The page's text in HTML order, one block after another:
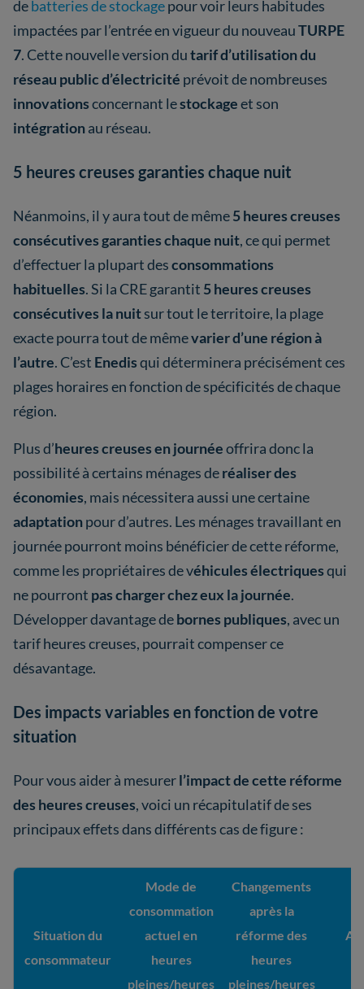
debatteries de stockagepour voir leurs habitudes
impactées par l’entrée en vigueur du nouveauTURPE
7. Cette nouvelle version dutarif d’utilisation du
réseau public d’électricité prévoit de nombreuses
innovationsconcernant lestockageet son
intégrationau réseau.
5 heures creuses garanties chaque nuit
Néanmoins, il y aura tout de même5 heures creuses
consécutives garanties chaque nuit, ce qui permet
d’effectuer la plupart desconsommations
habituelles. Si la CRE garantit 5 heures creuses
consécutives la nuitsur tout le territoire, la plage
exacte pourra tout de mêmevarier d’une région à
l’autre. C’est Enedisqui déterminera précisément ces
plages horaires en fonction de spécificités de chaque
région.
Plus d’heures creuses en journéeoffrira donc la
possibilité à certains ménages deréaliser des
économies, mais nécessitera aussi une certaine
adaptationpour d’autres. Les ménages travaillant en
journée pourront moins bénéficier de cette réforme,
comme les propriétaires de véhicules électriquesqui
ne pourront pas charger chez eux la journée.
Développer davantage debornes publiques, avec un
tarif heures creuses, pourrait compenser ce
désavantage.
Des impacts variables en fonction de votre
situation
Pour vous aider à mesurerl’impact de cette réforme
des heures creuses, voici un récapitulatif de ses
principaux effets dans différents cas de figure :
Situation du
consommateur
Mode de
consommation
actuel en
heures
pleines/heures
Changements
après la
réforme des
heures
pleines/heures